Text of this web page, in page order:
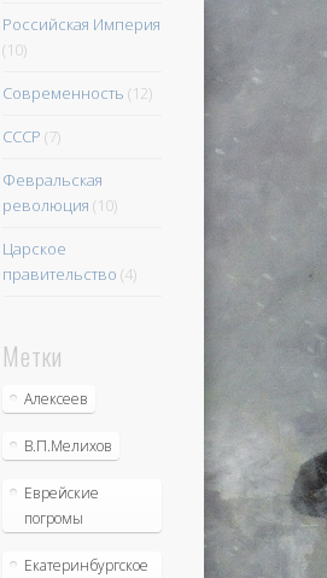
Российская Империя
(10)
Современность (12)
СССР (7)
Февральская
революция (10)
Царское
правительство (4)
Метки
Алексеев
В.П.Мелихов
Еврейские
погромы
Екатеринбургское